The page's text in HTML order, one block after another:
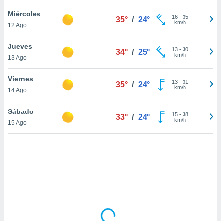
sitio
En
sean
el sitio
ni para
o
Miércoles
12 Ago
35° / 24° 16- 35
km/h
Jueves
13 Ago
34° / 25° 13- 30
km/h
Viernes
14 Ago
35° / 24° 13- 31
km/h
Sábado
15 Ago
33° / 24° 15- 38
km/h